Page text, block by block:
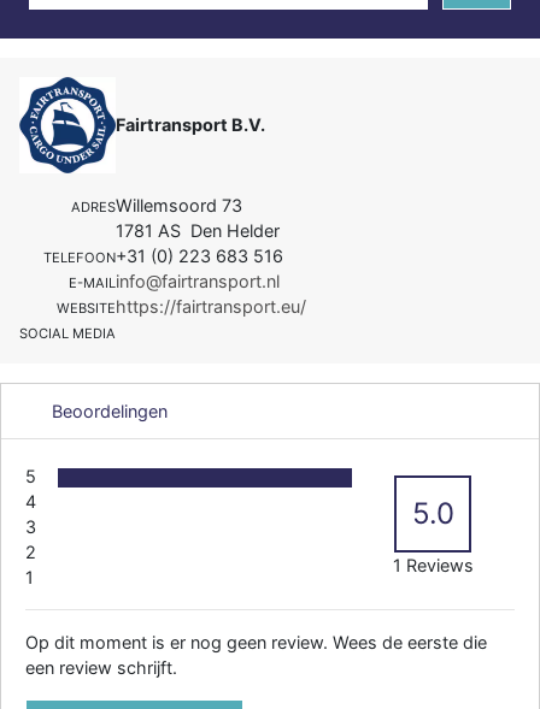
Fairtransport B.V.
ADRESWillemsoord 73
1781 AS Den Helder
TELEFOON+31 (0) 223 683 516
E-MAILinfo@fairtransport.nl
WEBSITEhttps://fairtransport.eu/
SOCIAL MEDIA
Beoordelingen
5
4
3
2
1
5.0
1 Reviews
Op dit moment is er nog geen review. Wees de eerste die
een review schrijft.